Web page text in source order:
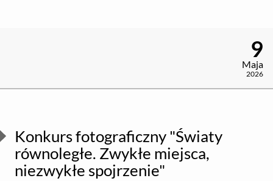
9
Maja
2026
Konkurs fotograficzny "Światy
równoległe. Zwykłe miejsca,
niezwykłe spojrzenie"